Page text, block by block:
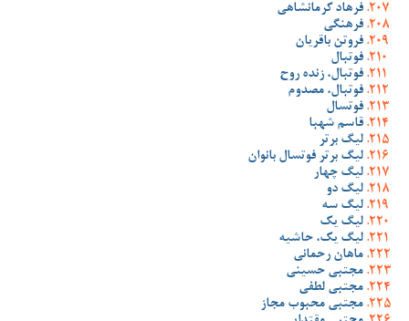
فرهاد کرمانشاهی
فرهنگی
فروتن باقریان
فوتبال
فوتبال، زنده روح
فوتبال، مصدوم
فوتسال
قاسم شهبا
لیگ برتر
لیگ برتر فوتسال بانوان
لیگ چهار
لیگ دو
لیگ سه
لیگ یک
لیگ یک، حاشیه
ماهان رحمانی
مجتبی حسینی
مجتبی لطفی
مجتبی محبوب مجاز